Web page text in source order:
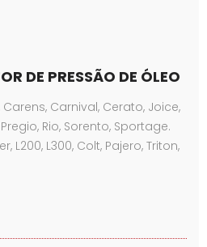
DE PRESSÃO DE ÓLEO
Carnival, Cerato, Joice,
Rio, Sorento, Sportage.
L200, L300, Colt, Pajero, Triton,